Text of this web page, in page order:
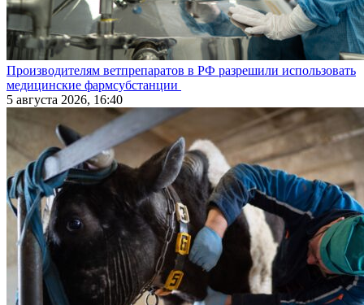
Производителям ветпрепаратов в РФ разрешили использовать
медицинские фармсубстанции
5 августа 2026, 16:40